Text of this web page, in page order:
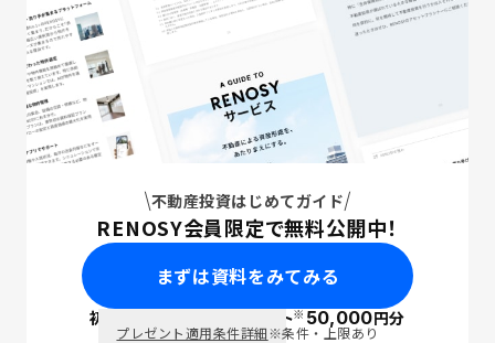
不動産投資はじめてガイド
RENOSY会員限定で無料公開中！
まずは資料をみてみる
初回面談で ポイント※50,000円分
プレゼント適用条件詳細※条件・上限あり